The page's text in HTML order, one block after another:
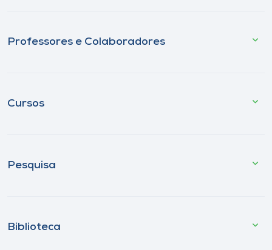
Professores e Colaboradores
Cursos
Pesquisa
Biblioteca